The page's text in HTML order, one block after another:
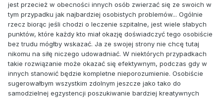
jest przecież w obecności innych osób zwierzać się ze swoich w
tym przypadku jak najbardziej osobistych problemów... Ogólnie
rzecz biorąc jeśli chodzi o leczenie szpitalne, jest wiele słabych
punktów, które każdy kto miał okazję doświadczyć tego osobiście
bez trudu mógłby wskazać. Ja ze swojej strony nie chcę tutaj
nikomu na siłę niczego udowadniać. W niektórych przypadkach
takie rozwiązanie może okazać się efektywnym, podczas gdy w
innych stanowić będzie kompletne nieporozumienie. Osobiście
sugerowałbym wszystkim zdolnym jeszcze jako tako do
samodzielnej egzystencji poszukiwanie bardziej kreatywnych